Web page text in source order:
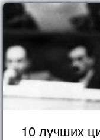
10 лучших